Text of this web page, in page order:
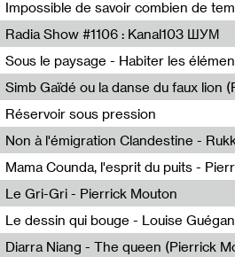
Mélanie Blaison,Mateo Cuin
Radia Show #1106 : Kanal103 ШУМ
Kanal103
Nastassja Martin
Pierrick Mouton,Simb Gaïdé
Réservoir sous pression
Eden Tinto Collins,Rukku Djinne
Pierrick Mouton
Le Gri-Gri - Pierrick Mouton
Pierrick Mouton
Le dessin qui bouge - Louise Guégan
Louise Guégan
Diarra Niang - The queen (Pierrick